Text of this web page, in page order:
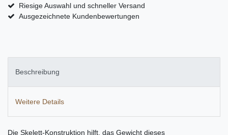
Riesige Auswahl und schneller Versand
Ausgezeichnete Kundenbewertungen
Beschreibung
Weitere Details
Die Skelett-Konstruktion hilft, das Gewicht dieses